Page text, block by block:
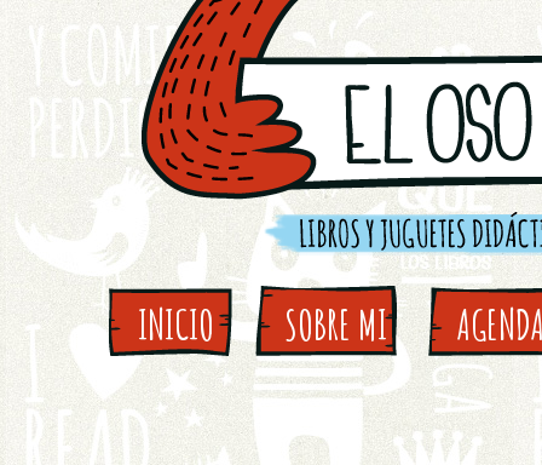
INICIO SOBRE MI